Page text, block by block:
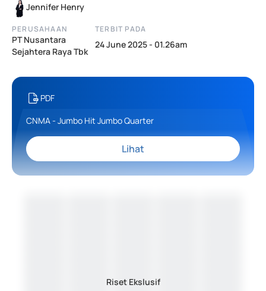
Jennifer Henry
PERUSAHAAN
PT Nusantara
Sejahtera Raya Tbk
TERBIT PADA
24 June 2025 - 01.26am
PDF
CNMA - Jumbo Hit Jumbo Quarter
Lihat
Riset Ekslusif